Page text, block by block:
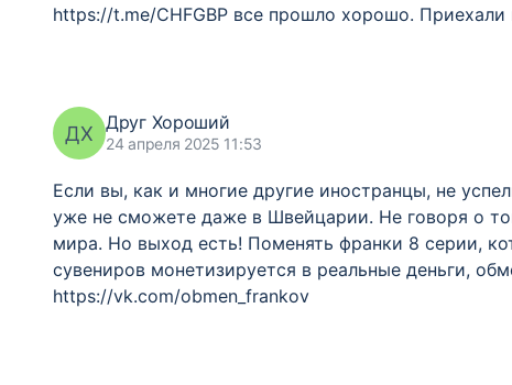
https://t.me/CHFGBP все прошло хорошо.
ДХ Друг Хороший
24 апреля 2025 11:53
Если вы, как и многие другие иностранцы, не
уже не сможете даже в Швейцарии. Не говоря о
мира. Но выход есть! Поменять франки 8 серии,
сувениров монетизируется в реальные деньги,
https://vk.com/obmen_frankov